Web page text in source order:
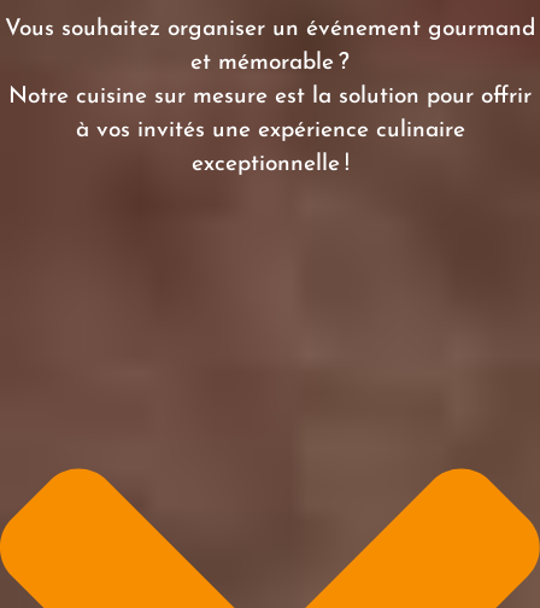
Vous souhaitez organiser un événement gourmand
et mémorable ?
Notre cuisine sur mesure est la solution pour offrir
à vos invités une expérience culinaire
exceptionnelle !